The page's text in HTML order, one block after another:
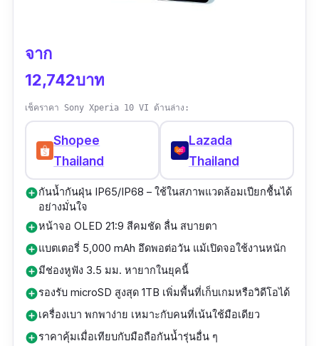
งานร่วมกับ ซองใส่โทรศัพท์กันน้ํา ได้ดี ไม่ลด
คุณภาพการทัชหน้าจอ รุ่นนี้เหมาะกับผู้ใช้ที่
ต้องการมือถือถึก ใช้งานได้ทุกวัน ทั้งเรียน ทำงาน
หรือความบันเทิง
จาก
12,742บาท
เช็คราคา Sony Xperia 10 VI ด้านล่าง:
Shopee
Thailand
Lazada
Thailand
add_circleกันน้ำกันฝุ่น IP65/IP68 – ใช้ในสภาพแวดล้อมเปียกชื้นได้
อย่างมั่นใจ
add_circleหน้าจอ OLED 21:9 สีคมชัด ลื่น สบายตา
add_circleแบตเตอรี่ 5,000 mAh อึดพอต่อวัน แม้เปิดจอใช้งานหนัก
add_circleมีช่องหูฟัง 3.5 มม. หายากในยุคนี้
add_circleรองรับ microSD สูงสุด 1TB เพิ่มพื้นที่เก็บเกมหรือวิดีโอได้
add_circleเครื่องเบา พกพาง่าย เหมาะกับคนที่เน้นใช้มือเดียว
add_circleราคาคุ้มเมื่อเทียบกับมือถือกันน้ำรุ่นอื่น ๆ